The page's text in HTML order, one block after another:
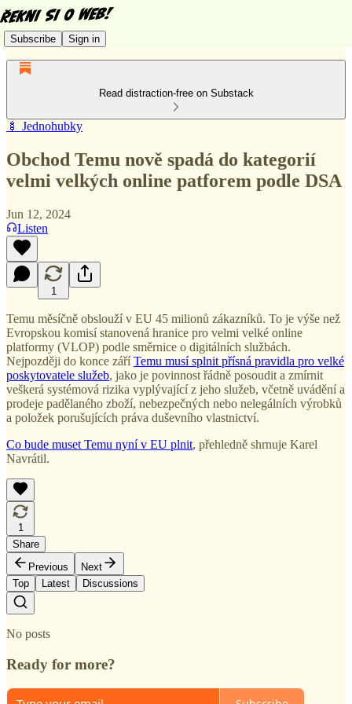
Subscribe Sign in
Read distraction-free on Substack
🍢 Jednohubky
Obchod Temu nově spadá do kategorií
velmi velkých online patforem podle DSA
Jun 12, 2024
Listen
1
Temu měsíčně obslouží v EU 45 milionů zákazníků. To je výše než
Evropskou komisí stanovená hranice pro velmi velké online
platformy (VLOP) podle směrnice o digitálních službách.
Nejpozději do konce záříTemu musí splnit přísná pravidla pro velké
poskytovatele služeb, jako je povinnost řádně posoudit a zmírnit
veškerá systémová rizika vyplývající z jeho služeb, včetně uvádění a
prodeje padělaného zboží, nebezpečných nebo nelegálních výrobků
a položek porušujících práva duševního vlastnictví.
Co bude muset Temu nyní v EU plnit, přehledně shrnuje Karel
Navrátil.
1
Share
Previous
Next
Top
Latest Discussions
No posts
Ready for more?